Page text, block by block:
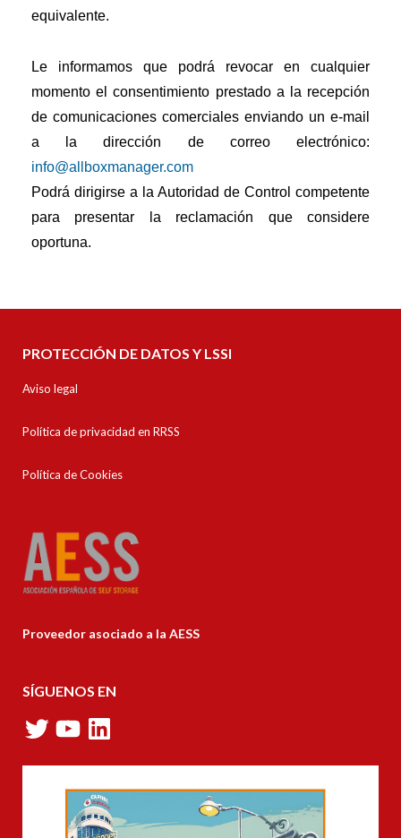
equivalente.
Le informamos que podrá revocar en cualquier
momento el consentimiento prestado a la recepción
de comunicaciones comerciales enviando un e-mail
a la dirección de correo electrónico:
info@allboxmanager.com
Podrá dirigirse a la Autoridad de Control competente
para presentar la reclamación que considere
oportuna.
PROTECCIÓN DE DATOS Y LSSI
Aviso legal
Política de privacidad en RRSS
Política de Cookies
Proveedor asociado a la AESS
SÍGUENOS EN